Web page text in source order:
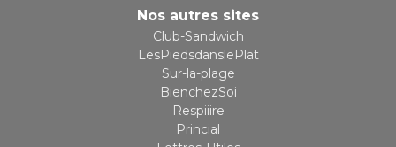
Nos autres sites
Club-Sandwich
LesPiedsdanslePlat
Sur-la-plage
BienchezSoi
Respiiire
Princial